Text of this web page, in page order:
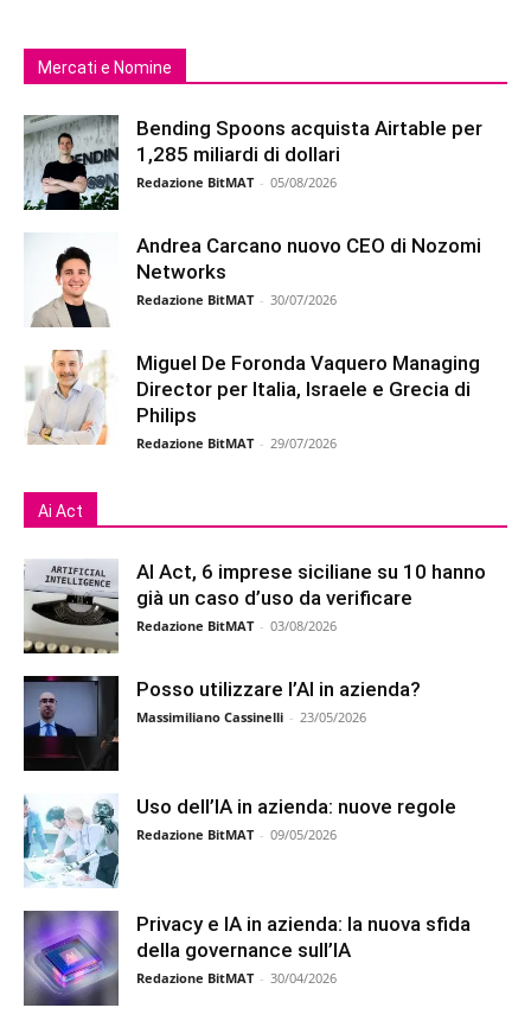
Mercati e Nomine
Bending Spoons acquista Airtable per
1,285 miliardi di dollari
Redazione BitMAT - 05/08/2026
Andrea Carcano nuovo CEO di Nozomi
Networks
Redazione BitMAT - 30/07/2026
Miguel De Foronda Vaquero Managing
Director per Italia, Israele e Grecia di
Philips
Redazione BitMAT - 29/07/2026
Ai Act
AI Act, 6 imprese siciliane su 10 hanno
già un caso d’uso da verificare
Redazione BitMAT - 03/08/2026
Posso utilizzare l’AI in azienda?
Massimiliano Cassinelli - 23/05/2026
Uso dell’IA in azienda: nuove regole
Redazione BitMAT - 09/05/2026
Privacy e IA in azienda: la nuova sfida
della governance sull’IA
Redazione BitMAT - 30/04/2026